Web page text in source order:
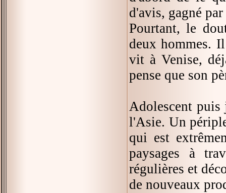
d'avis, gagné
Pourtant, le
deux hommes.
vit à Venise,
pense que son
Adolescent puis
l'Asie. Un
qui est
paysages à
régulières et
de nouveaux